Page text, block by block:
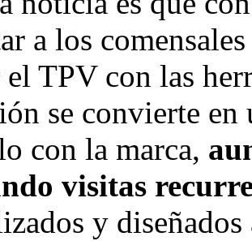
a los
TPV con las
se convierte
con la marca,
visitas
y